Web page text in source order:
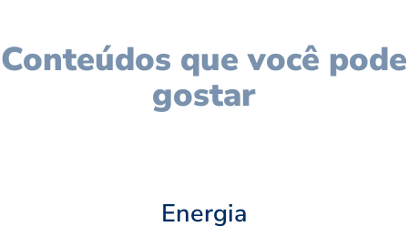
Conteúdos que você pode
gostar
Energia